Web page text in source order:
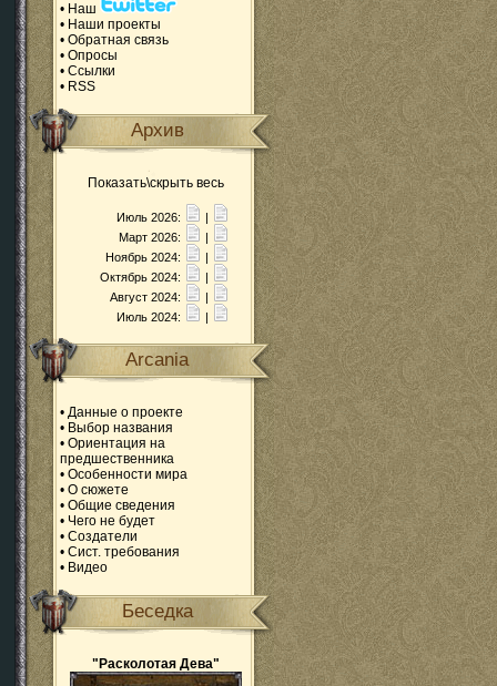
• Наш
• Наши проекты
• Обратная связь
• Опросы
• Ссылки
• RSS
Архив
Показать\скрыть весь
Июль 2026:
|
Март 2026:
|
Ноябрь 2024:
|
Октябрь 2024:
|
Август 2024:
|
Июль 2024:
|
Arcania
• Данные о проекте
• Выбор названия
• Ориентация на
предшественника
• Особенности мира
• О сюжете
• Общие сведения
• Чего не будет
• Создатели
• Сист. требования
• Видео
Беседка
"Расколотая Дева"